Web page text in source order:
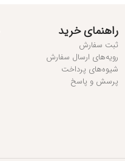
راهنمای خرید
ثبت سفارش
رویه‌های ارسال سفارش
شیوه‌های پرداخت
پرسش و پاسخ